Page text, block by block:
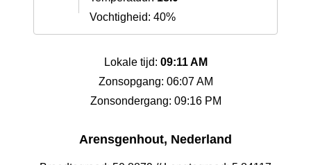
Vochtigheid: 40%
Lokale tijd: 09:11 AM
Zonsopgang: 06:07 AM
Zonsondergang: 09:16 PM
Arensgenhout, Nederland